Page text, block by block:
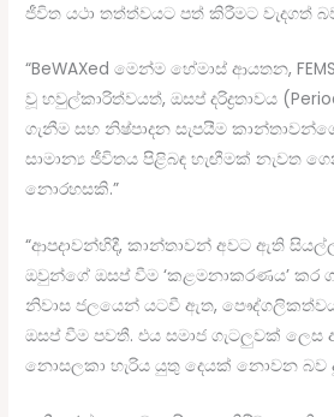
ජීවිත යථා තත්ත්වයට පත් කිරීමට වැදගත්
“BeWAXed මෙන්ම හේමාස් ආයතන,
වූ හවුල්කාරිත්වයත්, ඔසප් දරිද්‍රතාවය
ගැනීම සහ නිෂ්පාදන සැපයීම
සාමාන්‍ය ජීවිතය පිළිබඳ හැඟීමක් නැවත
නොරහසකි.”
“ආපදාවන්හිදී, කාන්තාවන් අවට ඇති
ඔවුන්ගේ ඔසප් වීම ‘කළමනාකරණය’ කර
නිවාස ජලයෙන් යටවී ඇත,
ඔසප් වීම පවතී. එය සමාජ ගැටලුවක් ලෙස
නොසලකා හැරිය යුතු දෙයක් නොවන බව